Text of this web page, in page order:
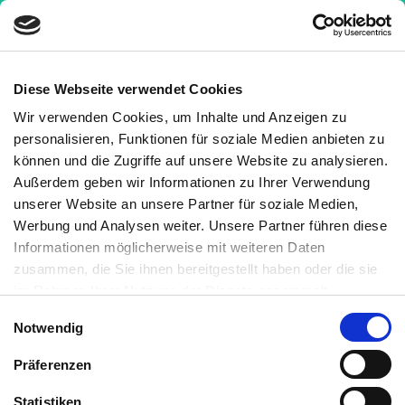
Diese Webseite verwendet Cookies
Wir verwenden Cookies, um Inhalte und Anzeigen zu
personalisieren, Funktionen für soziale Medien anbieten zu
können und die Zugriffe auf unsere Website zu analysieren.
Außerdem geben wir Informationen zu Ihrer Verwendung
unserer Website an unsere Partner für soziale Medien,
Werbung und Analysen weiter. Unsere Partner führen diese
Informationen möglicherweise mit weiteren Daten
zusammen, die Sie ihnen bereitgestellt haben oder die sie
haben. Sie können jederzeit die Cookie-Einstellungen
widerrufen oder ändern:
. Es befindet
sich auch ein Link in der Fußzeile zu den Einstellungen der
Cookies um diese jederzeit widerrufen oder ändern zu
können.
Notwendig
Präferenzen
Statistiken
Krankheiten »Hauterkrankungen
»
Schuppenflechte
»
Schuppenflechte (Psoriasis)
von A bis Z
Schuppenflechte (Psoriasis)
von A bis Z